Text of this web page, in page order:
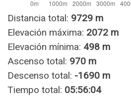
Distancia total: 9729 m
Elevación máxima: 2072 m
Elevación mínima: 498 m
Ascenso total: 970 m
Descenso total: -1690 m
Tiempo total: 05:56:04